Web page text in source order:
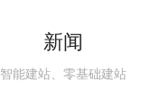
新闻
智能建站、零基础建站